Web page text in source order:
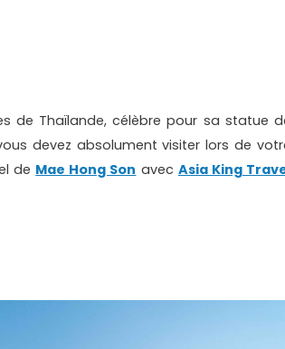
de Thaïlande, célèbre pour sa statue
devez absolument visiter lors de
de Mae Hong Son avec Asia King